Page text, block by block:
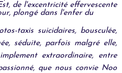
de l'excentricité effervescente
plongé dans l'enfer du
taxis suicidaires, bousculée,
séduite, parfois malgré elle,
extraordinaire, entre
que nous convie Noo